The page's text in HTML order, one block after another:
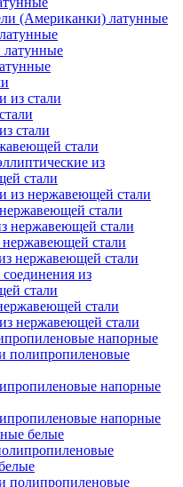
(Американки) латунные
латунные
из стали
стали
стали
из
стали
из нержавеющей стали
стали
нержавеющей стали
стали
нержавеющей стали
из
стали
стали
нержавеющей стали
напорные
полипропиленовые
напорные
напорные
белые
полипропиленовые